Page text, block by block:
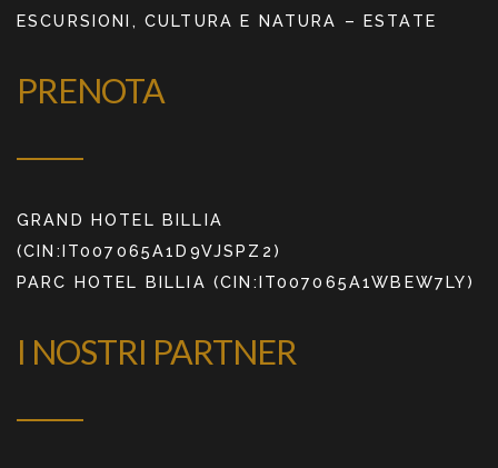
ESCURSIONI, CULTURA E NATURA – ESTATE
PRENOTA
GRAND HOTEL BILLIA
(CIN:IT007065A1D9VJSPZ2)
PARC HOTEL BILLIA (CIN:IT007065A1WBEW7LY)
I NOSTRI PARTNER